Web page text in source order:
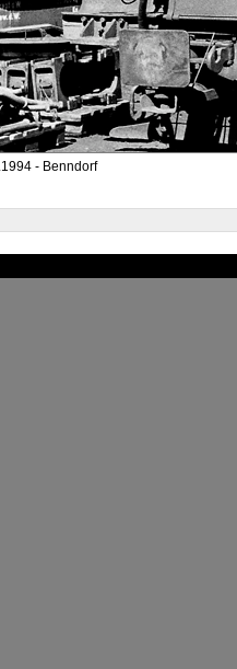
- Benndorf